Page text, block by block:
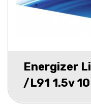
Energizer
/L91 1.5v